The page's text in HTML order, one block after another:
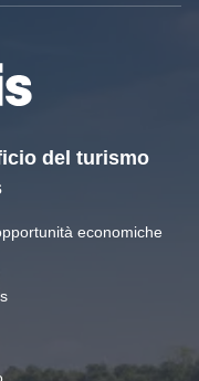
del turismo
economiche